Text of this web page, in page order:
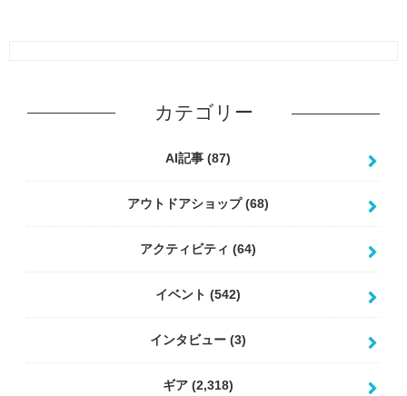
カテゴリー
AI記事 (87)
アウトドアショップ(68)
アクティビティ (64)
イベント (542)
インタビュー (3)
ギア (2,318)